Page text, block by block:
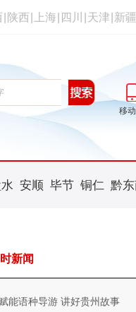
陕西 上海 四川 天津 新疆
移
安顺 毕节 铜仁 黔
新闻
能语种导游 讲好贵州故事